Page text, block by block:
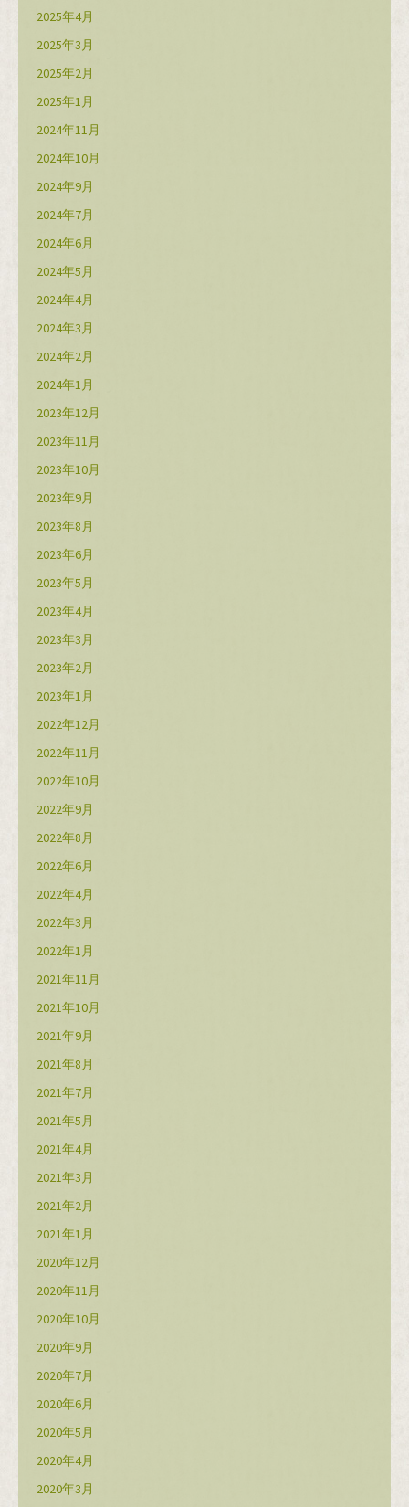
2025年4月
2025年3月
2025年2月
2025年1月
2024年11月
2024年10月
2024年9月
2024年7月
2024年6月
2024年5月
2024年4月
2024年3月
2024年2月
2024年1月
2023年12月
2023年11月
2023年10月
2023年9月
2023年8月
2023年6月
2023年5月
2023年4月
2023年3月
2023年2月
2023年1月
2022年12月
2022年11月
2022年10月
2022年9月
2022年8月
2022年6月
2022年4月
2022年3月
2022年1月
2021年11月
2021年10月
2021年9月
2021年8月
2021年7月
2021年5月
2021年4月
2021年3月
2021年2月
2021年1月
2020年12月
2020年11月
2020年10月
2020年9月
2020年7月
2020年6月
2020年5月
2020年4月
2020年3月